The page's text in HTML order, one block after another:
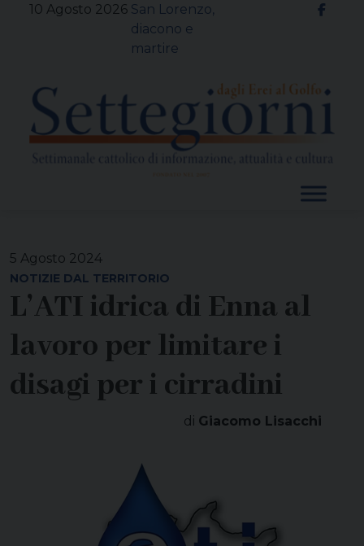
10 Agosto 2026 San Lorenzo,
diacono e
martire
5 Agosto 2024
NOTIZIE DAL TERRITORIO
L’ATI idrica di Enna al
lavoro per limitare i
disagi per i cirradini
di Giacomo Lisacchi